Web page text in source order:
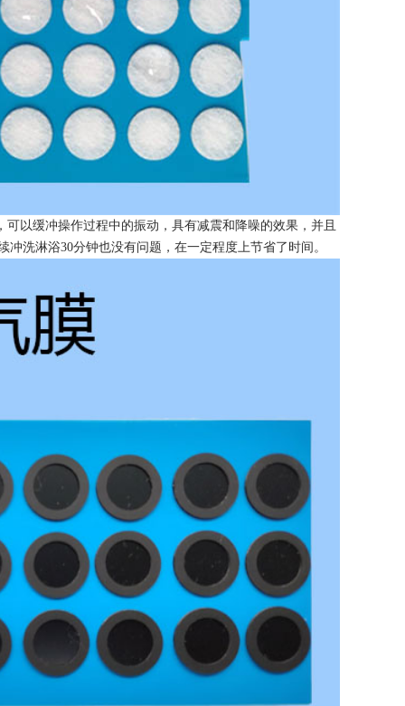
以缓冲操作过程中的振动，具有减震和降噪的效果，并且
洗淋浴30分钟也没有问题，在一定程度上节省了时间。